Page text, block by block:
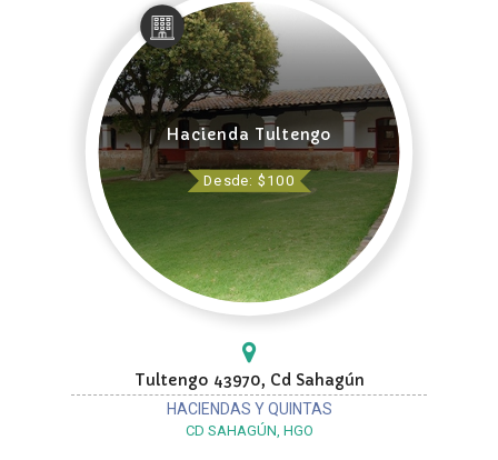
Hacienda Tultengo
Desde: $100
Tultengo 43970, Cd Sahagún
HACIENDAS Y QUINTAS
CD SAHAGÚN, HGO